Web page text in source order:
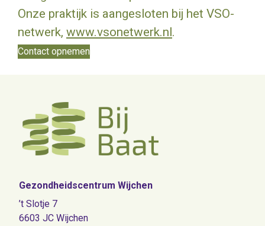
Onze praktijk is aangesloten bij het VSO-
netwerk, www.vsonetwerk.nl.
Contact opnemen
Gezondheidscentrum Wijchen
’t Slotje 7
6603 JC Wijchen